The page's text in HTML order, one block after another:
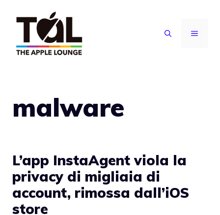
contenuto
MENU
malware
L’app InstaAgent viola la
privacy di migliaia di
account, rimossa dall’iOS
store